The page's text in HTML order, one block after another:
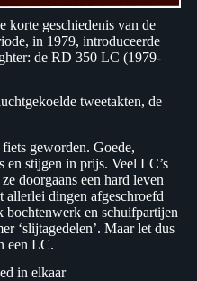
korte geschiedenis van de
in 1979, introduceerde
de RD 350 LC (1979-
tweetakten, de
geworden. Goede,
en stijgen in prijs. Veel LC’s
doorgaans een hard leven
allerlei dingen afgeschroefd
en schuifpartijen
‘slijtagedelen’. Maar let dus
een LC.
in elkaar